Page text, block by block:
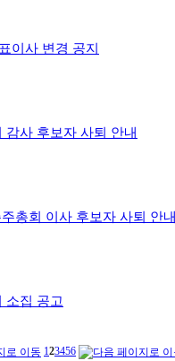
이사 변경 공지
감사 후보자 사퇴 안내
총회 이사 후보자 사퇴 안내
소집 공고
123456